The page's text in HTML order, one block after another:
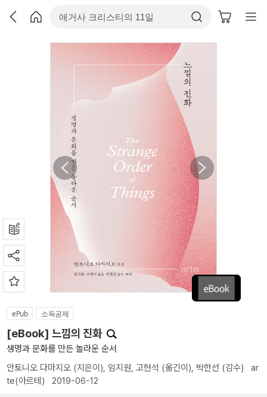
ePub 소득공제
[eBook] 느낌의 진화
생명과 문화를 만든 놀라운 순서
안토니오 다마지오 (지은이), 임지원, 고현석 (옮긴이), 박한선 (감수) ar
te(아르테) 2019-06-12